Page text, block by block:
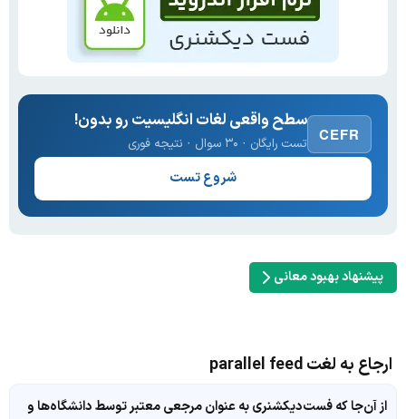
CEFR
سطح واقعی لغات انگلیسیت رو بدون!
تست رایگان · ۳۰ سوال · نتیجه فوری
شروع تست
پیشنهاد بهبود معانی
ارجاع به لغت parallel feed
از آن‌جا که فست‌دیکشنری به عنوان مرجعی معتبر توسط دانشگاه‌ها و